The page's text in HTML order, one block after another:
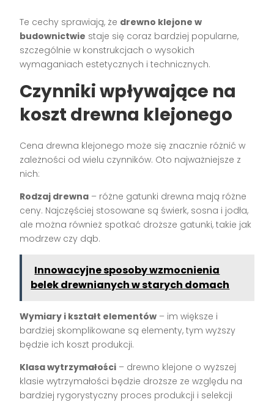
Te cechy sprawiają, że drewno klejone w
budownictwie staje się coraz bardziej popularne,
szczególnie w konstrukcjach o wysokich
wymaganiach estetycznych i technicznych.
Czynniki wpływające na
koszt drewna klejonego
Cena drewna klejonego może się znacznie różnić w
zależności od wielu czynników. Oto najważniejsze z
nich:
Rodzaj drewna – różne gatunki drewna mają różne
ceny. Najczęściej stosowane są świerk, sosna i jodła,
ale można również spotkać droższe gatunki, takie jak
modrzew czy dąb.
Innowacyjne sposoby wzmocnienia
belek drewnianych w starych domach
Wymiary i kształt elementów – im większe i
bardziej skomplikowane są elementy, tym wyższy
będzie ich koszt produkcji.
Klasa wytrzymałości – drewno klejone o wyższej
klasie wytrzymałości będzie droższe ze względu na
bardziej rygorystyczny proces produkcji i selekcji